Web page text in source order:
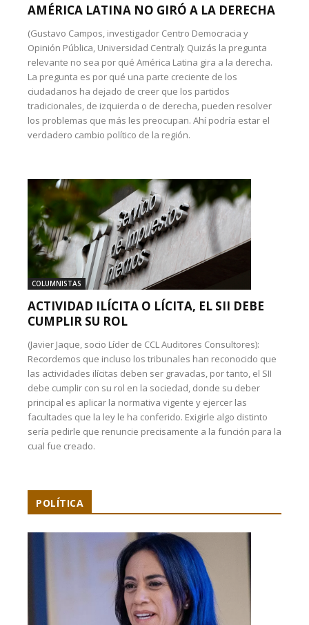
AMÉRICA LATINA NO GIRÓ A LA DERECHA
(Gustavo Campos, investigador Centro Democracia y
Opinión Pública, Universidad Central): Quizás la pregunta
relevante no sea por qué América Latina gira a la derecha.
La pregunta es por qué una parte creciente de los
ciudadanos ha dejado de creer que los partidos
tradicionales, de izquierda o de derecha, pueden resolver
los problemas que más les preocupan. Ahí podría estar el
verdadero cambio político de la región.
COLUMNISTAS
ACTIVIDAD ILÍCITA O LÍCITA, EL SII DEBE
CUMPLIR SU ROL
(Javier Jaque, socio Líder de CCL Auditores Consultores):
Recordemos que incluso los tribunales han reconocido que
las actividades ilícitas deben ser gravadas, por tanto, el SII
debe cumplir con su rol en la sociedad, donde su deber
principal es aplicar la normativa vigente y ejercer las
facultades que la ley le ha conferido. Exigirle algo distinto
sería pedirle que renuncie precisamente a la función para la
cual fue creado.
POLÍTICA